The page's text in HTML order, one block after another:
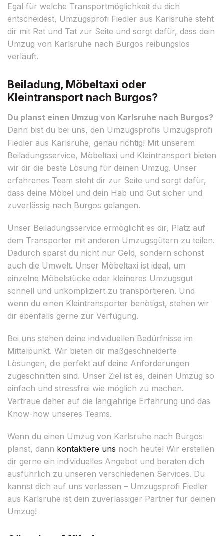
Egal für welche Transportmöglichkeit du dich
entscheidest, Umzugsprofi Fiedler aus Karlsruhe steht
dir mit Rat und Tat zur Seite und sorgt dafür, dass dein
Umzug von Karlsruhe nach Burgos reibungslos
verläuft.
Beiladung, Möbeltaxi oder
Kleintransport nach Burgos?
Du planst einen Umzug von Karlsruhe nach Burgos?
Dann bist du bei uns, den Umzugsprofis Umzugsprofi
Fiedler aus Karlsruhe, genau richtig! Mit unserem
Beiladungsservice, Möbeltaxi und Kleintransport bieten
wir dir die beste Lösung für deinen Umzug. Unser
erfahrenes Team steht dir zur Seite und sorgt dafür,
dass deine Möbel und dein Hab und Gut sicher und
zuverlässig nach Burgos gelangen.
Unser Beiladungsservice ermöglicht es dir, Platz auf
dem Transporter mit anderen Umzugsgütern zu teilen.
Dadurch sparst du nicht nur Geld, sondern schonst
auch die Umwelt. Unser Möbeltaxi ist ideal, um
einzelne Möbelstücke oder kleineres Umzugsgut
schnell und unkompliziert zu transportieren. Und
wenn du einen Kleintransporter benötigst, stehen wir
dir ebenfalls gerne zur Verfügung.
Bei uns stehen deine individuellen Bedürfnisse im
Mittelpunkt. Wir bieten dir maßgeschneiderte
Lösungen, die perfekt auf deine Anforderungen
zugeschnitten sind. Unser Ziel ist es, deinen Umzug so
einfach und stressfrei wie möglich zu machen.
Vertraue daher auf die langjährige Erfahrung und das
Know-how unseres Teams.
Wenn du einen Umzug von Karlsruhe nach Burgos
planst, dann kontaktiere uns noch heute! Wir erstellen
dir gerne ein individuelles Angebot und beraten dich
ausführlich zu unseren verschiedenen Services. Du
kannst dich auf uns verlassen – Umzugsprofi Fiedler
aus Karlsruhe ist dein zuverlässiger Partner für deinen
Umzug!